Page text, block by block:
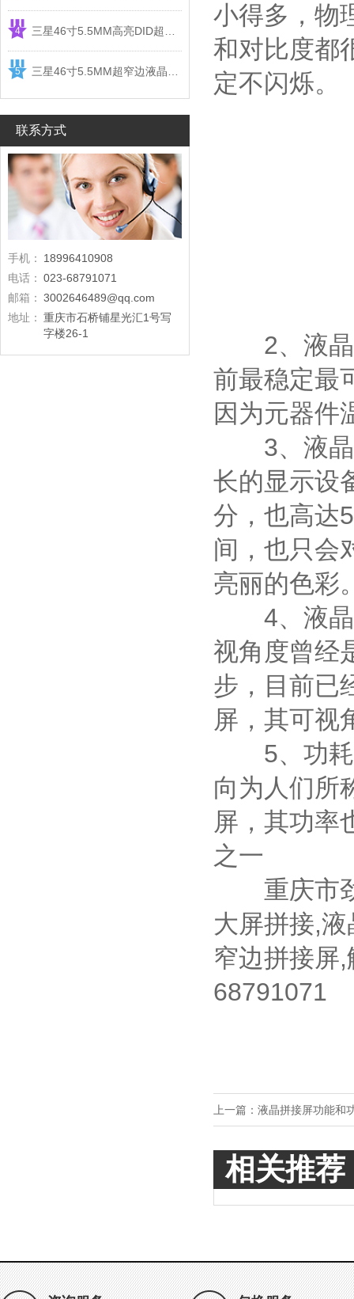
4
5
联系方式
手机：
18996410908
电话： 023-68791071
邮箱： 3002646489@qq.com
地址： 重庆市石桥铺星光汇1号写
字楼26-1
小得多，物
和对比度都
定不闪烁。
2、液晶
前最稳定最
因为元器件
3、 液
长的显示设
分，也高达
间，也只会
亮丽的色彩
4、液晶
视角度曾经
步，目前已
屏，其可视
5、功耗
向为人们所
屏，其功率
之一
重庆市劲
大屏拼接,
窄边拼接屏
68791071
上一篇： 液晶拼接屏功能和
相关推荐